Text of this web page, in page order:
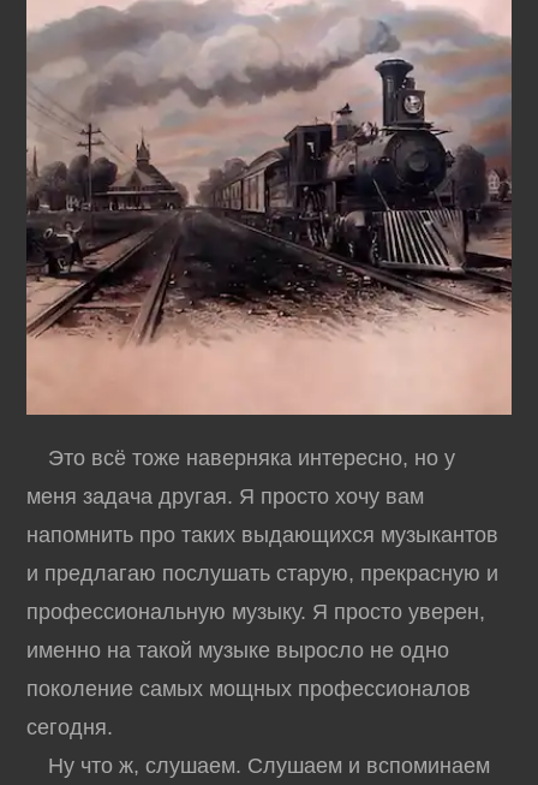
Это всё тоже наверняка интересно, но у
меня задача другая. Я просто хочу вам
напомнить про таких выдающихся музыкантов
и предлагаю послушать старую, прекрасную и
профессиональную музыку. Я просто уверен,
именно на такой музыке выросло не одно
поколение самых мощных профессионалов
сегодня.
Ну что ж, слушаем. Слушаем и вспоминаем